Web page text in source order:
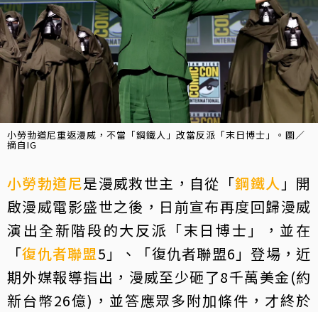
小勞勃道尼重返漫威，不當「鋼鐵人」改當反派「末日博士」。圖／
摘自IG
小勞勃道尼是漫威救世主，自從「鋼鐵人 」開
啟漫威電影盛世之後，日前宣布再度回歸漫威
演出全新階段的大反派「末日博士」，並在
「復仇者聯盟5」、「復仇者聯盟6」登場，近
期外媒報導指出，漫威至少砸了8千萬美金(約
新台幣26億)，並答應眾多附加條件，才終於